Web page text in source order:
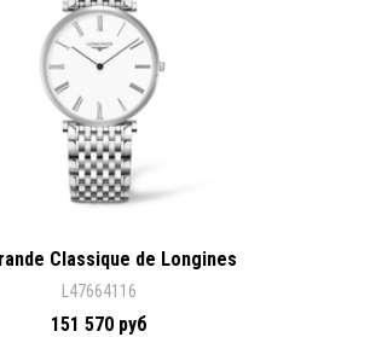
Classique de Longines
L47664116
151 570 руб